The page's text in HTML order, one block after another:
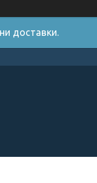
доставки.